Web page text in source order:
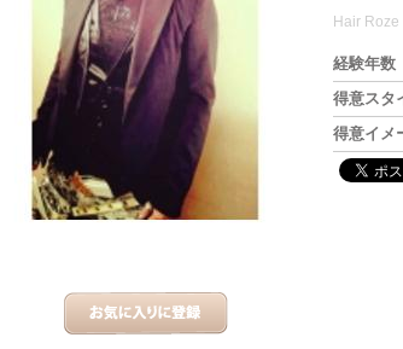
Hair Roze
経験年数
得意スタ
得意イメ